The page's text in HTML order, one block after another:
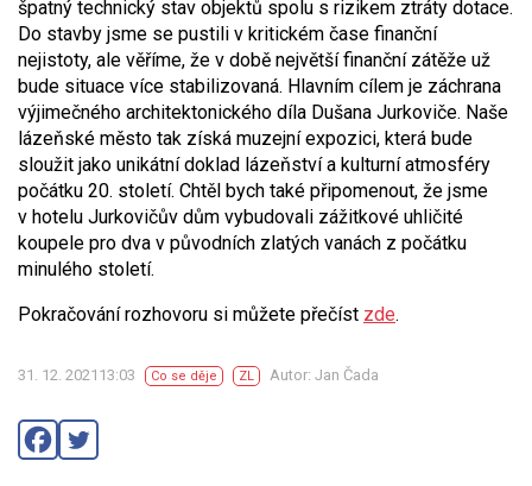
špatný technický stav objektů spolu s rizikem ztráty dotace.
Do stavby jsme se pustili v kritickém čase finanční
nejistoty, ale věříme, že v době největší finanční zátěže už
bude situace více stabilizovaná. Hlavním cílem je záchrana
výjimečného architektonického díla Dušana Jurkoviče. Naše
lázeňské město tak získá muzejní expozici, která bude
sloužit jako unikátní doklad lázeňství a kulturní atmosféry
počátku 20. století. Chtěl bych také připomenout, že jsme
v hotelu Jurkovičův dům vybudovali zážitkové uhličité
koupele pro dva v původních zlatých vanách z počátku
minulého století.
Pokračování rozhovoru si můžete přečíst zde.
31. 12. 202113:03 Co se děje ZL Autor: Jan Čada